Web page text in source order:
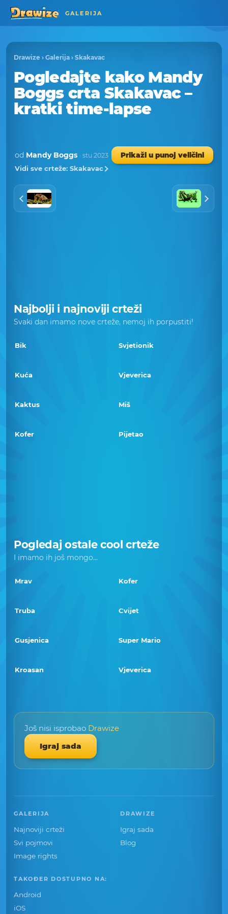
GALERIJA
Drawize › Galerija › Skakavac
Pogledajte kako Mandy
Boggs crta Skakavac –
kratki time-lapse
od Mandy Boggs · stu 2023
Prikaži u punoj veličini
Vidi sve crteže: Skakavac
Najbolji i najnoviji crteži
Svaki dan imamo nove crteže, nemoj ih porpustiti!
Bik Svjetionik
Kuća Vjeverica
Kaktus Miš
Kofer Pijetao
Pogledaj ostale cool crteže
I imamo ih još mongo...
Mrav Kofer
Truba Cvijet
Gusjenica Super Mario
Kroasan Vjeverica
Još nisi isprobao Drawize
Igraj sada
GALERIJA
Najnoviji crteži
Svi pojmovi
Image rights
DRAWIZE
Igraj sada
Blog
TAKOĐER DOSTUPNO NA:
Android
iOS